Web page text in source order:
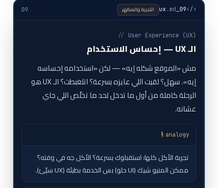
‹/›
09_ux
.md التجربة والمظهر 09
// User Experience (UX)
الـ UX — إحساس الاستخدام
مش «الموقع شكله إيه» — لكن «استخدامه إحساسه
إيه». سهل؟ لقيت اللي عايزه بسرعة؟ اتلغبطت؟ الـ UX هو
الرحلة كاملة من أول ما تدخل لحد ما تخلّص اللي جاي
عشانه.
analogy
تجربة الأكل كلها: استقبلوك بسرعة؟ الأكل جه في وقته؟
ممكن المنيو شيك (UI حلو) بس الخدمة بطيئة (UX سيّئ).